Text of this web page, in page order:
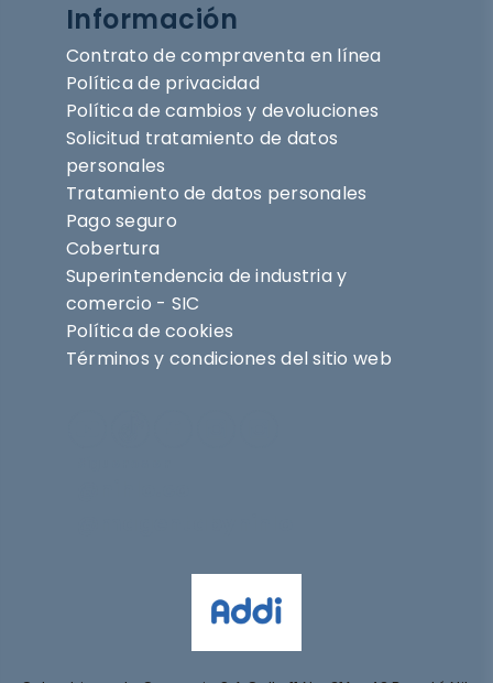
Información
Contrato de compraventa en línea
Política de privacidad
Política de cambios y devoluciones
Solicitud tratamiento de datos
personales
Tratamiento de datos personales
Pago seguro
Cobertura
Superintendencia de industria y
comercio - SIC
Política de cookies
Términos y condiciones del sitio web